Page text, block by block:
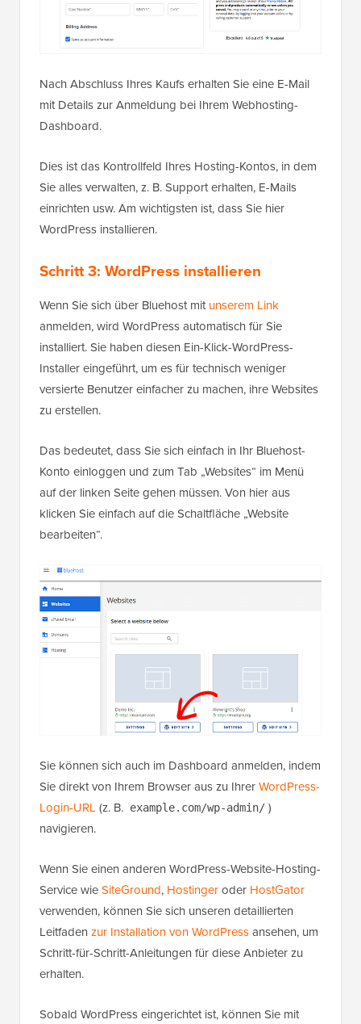
Nach Abschluss Ihres Kaufs erhalten Sie eine E-Mail
mit Details zur Anmeldung bei Ihrem Webhosting-
Dashboard.
Dies ist das Kontrollfeld Ihres Hosting-Kontos, in dem
Sie alles verwalten, z. B. Support erhalten, E-Mails
einrichten usw. Am wichtigsten ist, dass Sie hier
WordPress installieren.
Schritt 3: WordPress installieren
Wenn Sie sich über Bluehost mitunserem Link
anmelden, wird WordPress automatisch für Sie
installiert. Sie haben diesen Ein-Klick-WordPress-
Installer eingeführt, um es für technisch weniger
versierte Benutzer einfacher zu machen, ihre Websites
zu erstellen.
Das bedeutet, dass Sie sich einfach in Ihr Bluehost-
Konto einloggen und zum Tab „Websites“ im Menü
auf der linken Seite gehen müssen. Von hier aus
klicken Sie einfach auf die Schaltfläche „Website
bearbeiten“.
Sie können sich auch im Dashboard anmelden, indem
Sie direkt von Ihrem Browser aus zu IhrerWordPress-
Login-URL (z. B. example.com/wp-admin/ )
navigieren.
Wenn Sie einen anderen WordPress-Website-Hosting-
Service wieSiteGround, Hostingeroder HostGator
verwenden, können Sie sich unseren detaillierten
Leitfaden zur Installation von WordPressansehen, um
Schritt-für-Schritt-Anleitungen für diese Anbieter zu
erhalten.
Sobald WordPress eingerichtet ist, können Sie mit